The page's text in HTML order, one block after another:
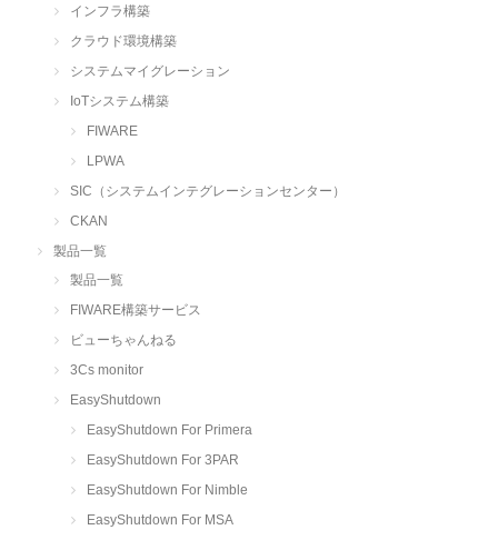
インフラ構築
クラウド環境構築
システムマイグレーション
IoTシステム構築
FIWARE
LPWA
SIC（システムインテグレーションセンター）
CKAN
製品一覧
製品一覧
FIWARE構築サービス
ビューちゃんねる
3Cs monitor
EasyShutdown
EasyShutdown For Primera
EasyShutdown For 3PAR
EasyShutdown For Nimble
EasyShutdown For MSA